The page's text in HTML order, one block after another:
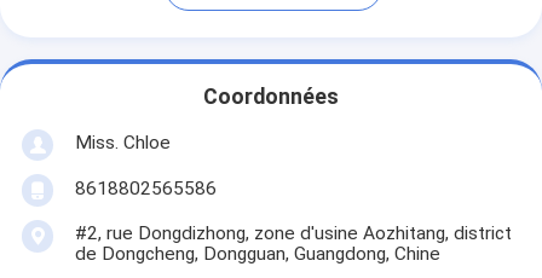
Coordonnées
Miss. Chloe
8618802565586
#2, rue Dongdizhong, zone d'usine Aozhitang, district
de Dongcheng, Dongguan, Guangdong, Chine